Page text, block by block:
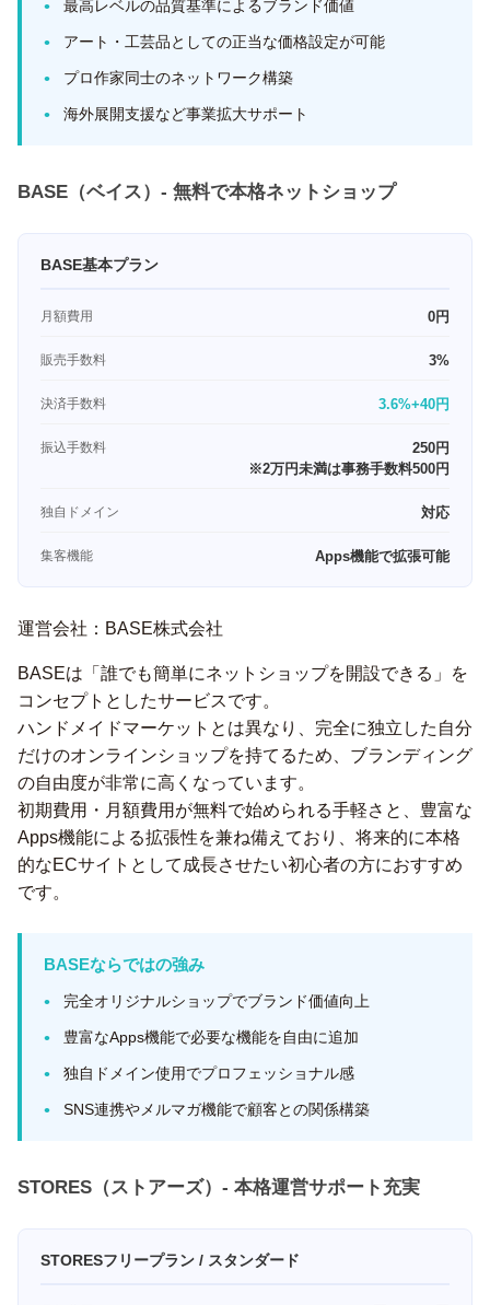
最高レベルの品質基準によるブランド価値
アート・工芸品としての正当な価格設定が可能
プロ作家同士のネットワーク構築
海外展開支援など事業拡大サポート
BASE（ベイス）- 無料で本格ネットショップ
BASE基本プラン
月額費用 0円
販売手数料 3%
決済手数料 3.6%+40円
振込手数料
250円
※2万円未満は事務手数料500円
独自ドメイン 対応
集客機能 Apps機能で拡張可能
運営会社：BASE株式会社
BASEは「誰でも簡単にネットショップを開設できる」を
コンセプトとしたサービスです。
ハンドメイドマーケットとは異なり、完全に独立した自分
だけのオンラインショップを持てるため、ブランディング
の自由度が非常に高くなっています。
初期費用・月額費用が無料で始められる手軽さと、豊富な
Apps機能による拡張性を兼ね備えており、将来的に本格
的なECサイトとして成長させたい初心者の方におすすめ
です。
BASEならではの強み
完全オリジナルショップでブランド価値向上
豊富なApps機能で必要な機能を自由に追加
独自ドメイン使用でプロフェッショナル感
SNS連携やメルマガ機能で顧客との関係構築
STORES（ストアーズ）- 本格運営サポート充実
STORESフリープラン / スタンダード